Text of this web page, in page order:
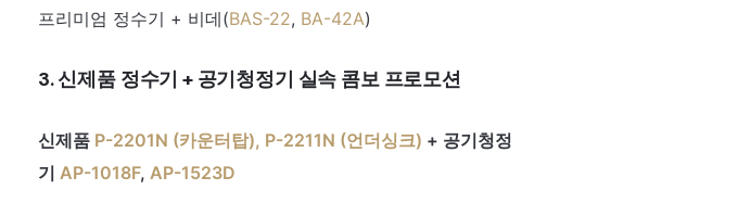
프리미엄 정수기 + 비데(BAS-22, BA-42A)
3. 신제품 정수기 + 공기청정기 실속 콤보 프로모션
신제품 P-2201N (카운터탑), P-2211N (언더싱크) + 공기청정
기 AP-1018F, AP-1523D